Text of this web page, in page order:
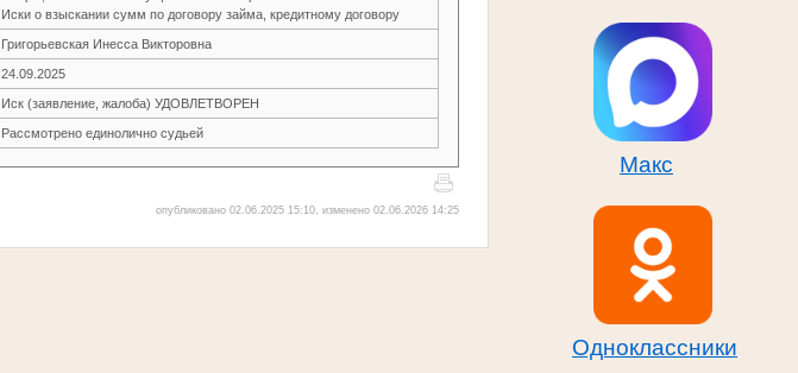
Макс
Одноклассники
Иски о взыскании сумм по договору займа, кредитному договору
Григорьевская Инесса Викторовна
24.09.2025
Иск (заявление, жалоба) УДОВЛЕТВОРЕН
Рассмотрено единолично судьей
опубликовано 02.06.2025 15:10, изменено 02.06.2026 14:25